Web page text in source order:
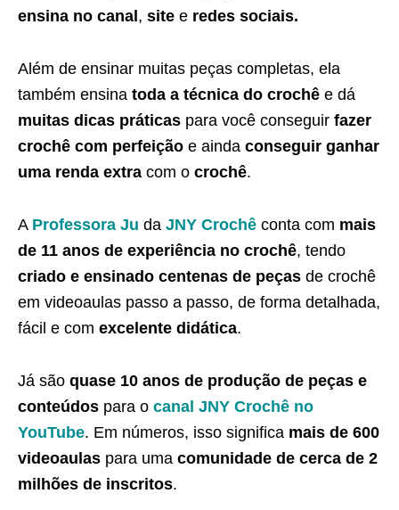
ensina no canal, site e redes sociais.
Além de ensinar muitas peças completas, ela
também ensina toda a técnica do crochê e dá
muitas dicas práticas para você conseguir fazer
crochê com perfeição e ainda conseguir ganhar
uma renda extra com o crochê.
A Professora Ju da JNY Crochê conta com mais
de 11 anos de experiência no crochê, tendo
criado e ensinado centenas de peças de crochê
em videoaulas passo a passo, de forma detalhada,
fácil e com excelente didática.
Já são quase 10 anos de produção de peças e
conteúdos para o canal JNY Crochê no
YouTube. Em números, isso significa mais de 600
videoaulas para uma comunidade de cerca de 2
milhões de inscritos.